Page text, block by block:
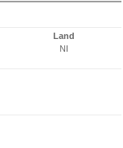
Land
NI